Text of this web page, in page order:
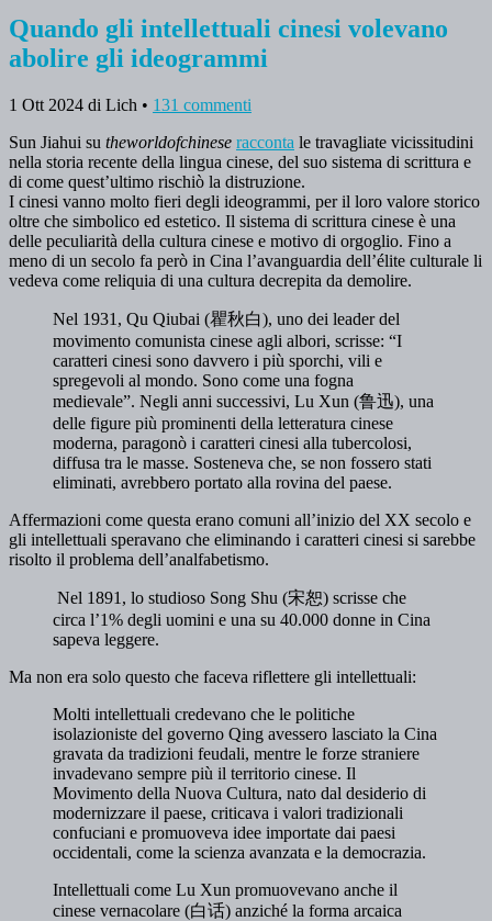
Quando gli intellettuali cinesi volevano
abolire gli ideogrammi
1 Ott 2024 di Lich • 131 commenti
Sun Jiahui su theworldofchinese racconta le travagliate vicissitudini
nella storia recente della lingua cinese, del suo sistema di scrittura e
di come quest’ultimo rischiò la distruzione.
I cinesi vanno molto fieri degli ideogrammi, per il loro valore storico
oltre che simbolico ed estetico. Il sistema di scrittura cinese è una
delle peculiarità della cultura cinese e motivo di orgoglio. Fino a
meno di un secolo fa però in Cina l’avanguardia dell’élite culturale li
vedeva come reliquia di una cultura decrepita da demolire.
Nel 1931, Qu Qiubai (瞿秋白), uno dei leader del
movimento comunista cinese agli albori, scrisse: “I
caratteri cinesi sono davvero i più sporchi, vili e
spregevoli al mondo. Sono come una fogna
medievale”. Negli anni successivi, Lu Xun (鲁迅), una
delle figure più prominenti della letteratura cinese
moderna, paragonò i caratteri cinesi alla tubercolosi,
diffusa tra le masse. Sosteneva che, se non fossero stati
eliminati, avrebbero portato alla rovina del paese.
Affermazioni come questa erano comuni all’inizio del XX secolo e
gli intellettuali speravano che eliminando i caratteri cinesi si sarebbe
risolto il problema dell’analfabetismo.
Nel 1891, lo studioso Song Shu (宋恕) scrisse che
circa l’1% degli uomini e una su 40.000 donne in Cina
sapeva leggere.
Ma non era solo questo che faceva riflettere gli intellettuali:
Molti intellettuali credevano che le politiche
isolazioniste del governo Qing avessero lasciato la Cina
gravata da tradizioni feudali, mentre le forze straniere
invadevano sempre più il territorio cinese. Il
Movimento della Nuova Cultura, nato dal desiderio di
modernizzare il paese, criticava i valori tradizionali
confuciani e promuoveva idee importate dai paesi
occidentali, come la scienza avanzata e la democrazia.
Intellettuali come Lu Xun promuovevano anche il
cinese vernacolare (白话) anziché la forma arcaica